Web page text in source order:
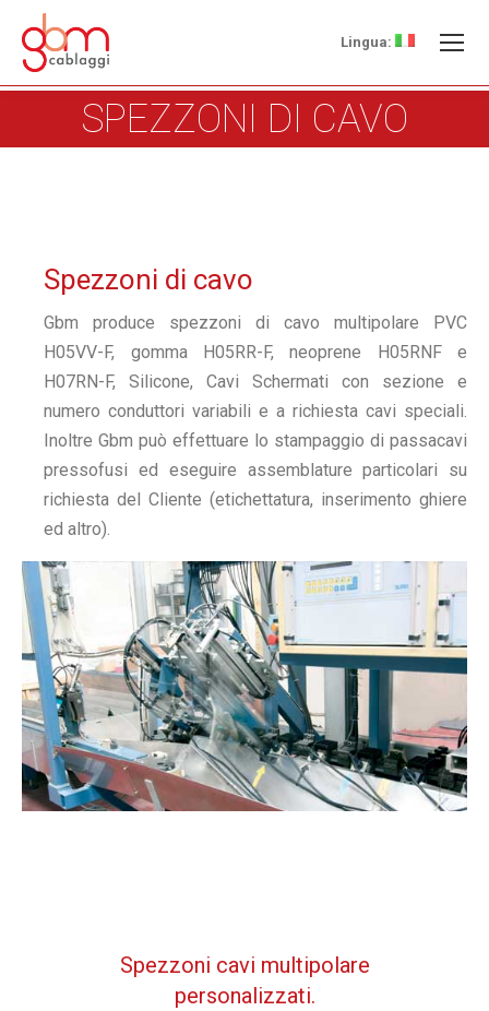
Lingua:
SPEZZONI DI CAVO
Spezzoni di cavo
Gbm produce spezzoni di cavo multipolare PVC
H05VV-F, gomma H05RR-F, neoprene H05RNF e
H07RN-F, Silicone, Cavi Schermati con sezione e
numero conduttori variabili e a richiesta cavi speciali.
Inoltre Gbm può effettuare lo stampaggio di passacavi
pressofusi ed eseguire assemblature particolari su
richiesta del Cliente (etichettatura, inserimento ghiere
ed altro).
Spezzoni cavi multipolare
personalizzati.